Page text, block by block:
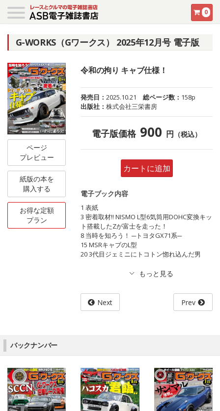
0
G-WORKS（Gワークス） 2025年12月号 電子版
ページ
プレビュー
紙版の本を
購入する
お得な定額
プラン
令和の拘り キャブ仕様！
発売日：2025.10.21 総ページ数： 158p
出版社：株式会社三栄書房
電子版価格 900 円 （税込）
カートに追加
電子ブック内容
1 表紙
3 密着取材!! NISMO L型6気筒用DOHC変換キッ
ト搭載したZが富士を走った！
8 当時を知ろう！ ─トヨタGX71系─
15 MSRキャブのL型
20 3代目ジェミニにトコトン惚れ込んだ男
Next Prev
バックナンバー